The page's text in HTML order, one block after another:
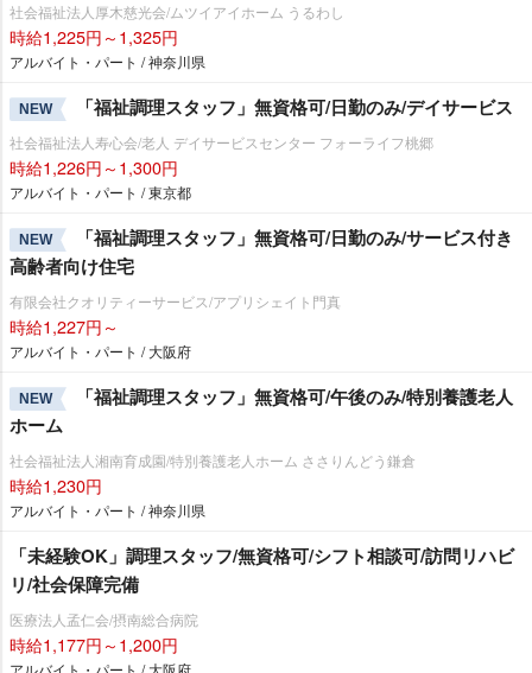
社会福祉法人厚木慈光会/ムツイアイホーム うるわし
時給1,225円～1,325円
アルバイト・パート / 神奈川県
NEW 「福祉調理スタッフ」無資格可/日勤のみ/デイサービス
社会福祉法人寿心会/老人 デイサービスセンター フォーライフ桃郷
時給1,226円～1,300円
アルバイト・パート / 東京都
NEW
「福祉調理スタッフ」無資格可/日勤のみ/サービス付き
高齢者向け住宅
有限会社クオリティーサービス/アプリシェイト門真
時給1,227円～
アルバイト・パート / 大阪府
NEW
「福祉調理スタッフ」無資格可/午後のみ/特別養護老人
ホーム
社会福祉法人湘南育成園/特別養護老人ホーム ささりんどう鎌倉
時給1,230円
アルバイト・パート / 神奈川県
「未経験OK」調理スタッフ/無資格可/シフト相談可/訪問リハビ
リ/社会保障完備
医療法人孟仁会/摂南総合病院
時給1,177円～1,200円